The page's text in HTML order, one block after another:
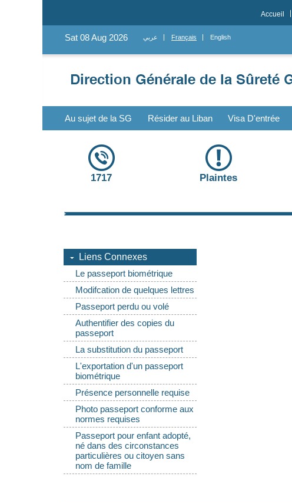
Accueil
Sat 08 Aug 2026 عربي Français English
Au sujet de la SG Résider au Liban Visa D'entrée
1717 Plaintes
Liens Connexes
Le passeport biométrique
Modifcation de quelques lettres
Passeport perdu ou volé
Authentifier des copies du
passeport
La substitution du passeport
L'exportation d'un passeport
biométrique
Présence personnelle requise
Photo passeport conforme aux
normes requises
Passeport pour enfant adopté,
né dans des circonstances
particulières ou citoyen sans
nom de famille